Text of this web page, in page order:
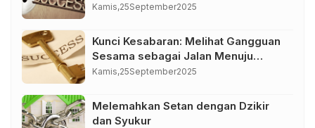
Kamis,25September2025
Kunci Kesabaran: Melihat Gangguan
Sesama sebagai Jalan Menuju
Kemuliaan
Kamis,25September2025
Melemahkan Setan dengan Dzikir
dan Syukur